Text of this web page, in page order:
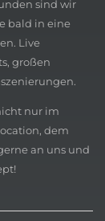
sind wir
bald in eine
Live
großen
nur im
dem
an uns und